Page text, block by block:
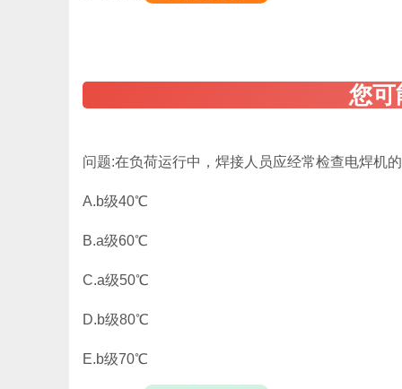
问题:在负荷运行中，焊接人员应经常检查电焊机
A.b级40℃
B.a级60℃
C.a级50℃
D.b级80℃
E.b级70℃